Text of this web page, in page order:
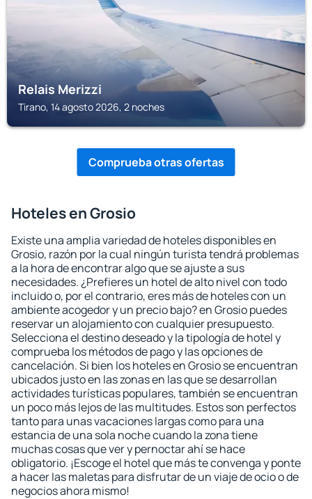
Relais Merizzi
Tirano, 14 agosto 2026, 2 noches
Comprueba otras ofertas
Hoteles en Grosio
Existe una amplia variedad de hoteles disponibles en
Grosio, razón por la cual ningún turista tendrá problemas
a la hora de encontrar algo que se ajuste a sus
necesidades. ¿Prefieres un hotel de alto nivel con todo
incluido o, por el contrario, eres más de hoteles con un
ambiente acogedor y un precio bajo? en Grosio puedes
reservar un alojamiento con cualquier presupuesto.
Selecciona el destino deseado y la tipología de hotel y
comprueba los métodos de pago y las opciones de
cancelación. Si bien los hoteles en Grosio se encuentran
ubicados justo en las zonas en las que se desarrollan
actividades turísticas populares, también se encuentran
un poco más lejos de las multitudes. Estos son perfectos
tanto para unas vacaciones largas como para una
estancia de una sola noche cuando la zona tiene
muchas cosas que ver y pernoctar ahí se hace
obligatorio. ¡Escoge el hotel que más te convenga y ponte
a hacer las maletas para disfrutar de un viaje de ocio o de
negocios ahora mismo!